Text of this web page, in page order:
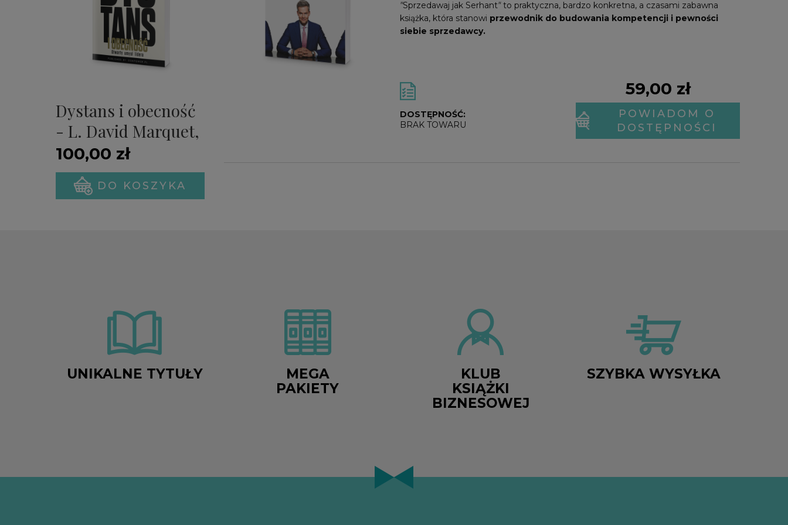
Dystans i obecność
- L. David Marquet,
Michael A. Gillespie
(PREMIERA)
100,00 zł
DO KOSZYKA
"Sprzedawaj jak Serhant"to praktyczna, bardzo konkretna, a czasami zabawna
książka, która stanowi przewodnik do budowania kompetencji i pewności
siebie sprzedawcy.
DOSTĘPNOŚĆ:
BRAK TOWARU
59,00 zł
POWIADOM O
DOSTĘPNOŚCI
UNIKALNE TYTUŁY
MEGA
PAKIETY
KLUB
KSIĄŻKI
BIZNESOWEJ
SZYBKA WYSYŁKA